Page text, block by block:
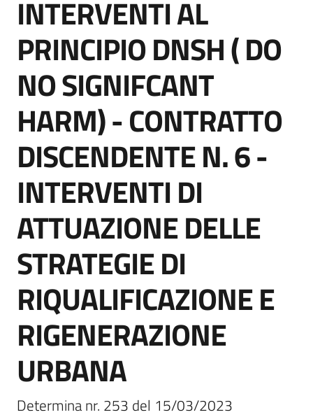
argomenti...
su
INTERVENTI AL
PRINCIPIO DNSH ( DO
NO SIGNIFCANT
HARM) - CONTRATTO
DISCENDENTE N. 6 -
INTERVENTI DI
ATTUAZIONE DELLE
STRATEGIE DI
RIQUALIFICAZIONE E
RIGENERAZIONE
URBANA
Determina nr. 253 del 15/03/2023